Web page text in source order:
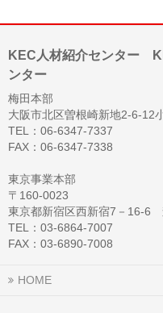
KEC人材紹介センター
ンター
梅田本部
大阪市北区曽根崎新地2-6-12
TEL：06-6347-7337
FAX：06-6347-7338
東京事業本部
〒160-0023
東京都新宿区西新宿7－16-6
TEL：03-6864-7007
FAX：03-6890-7008
HOME